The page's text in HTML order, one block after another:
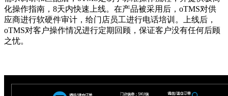
化操作指南，8天内快速上线。在产品被采用后，oTMS对供
应商进行软硬件审计，给门店员工进行电话培训。上线后，
oTMS对客户操作情况进行定期回顾，保证客户没有任何后顾
之忧。